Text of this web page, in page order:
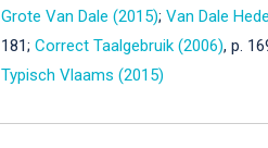
Grote Van Dale (2015); Van Dale
181; Correct Taalgebruik (2006), p.
Typisch Vlaams (2015)